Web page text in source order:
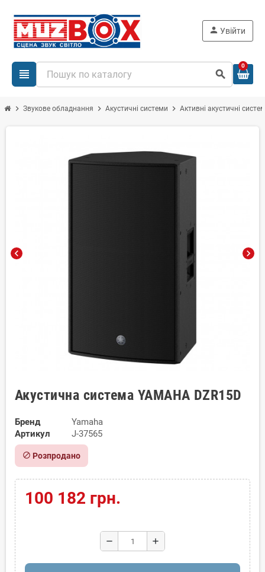
view_headline search
person Увійти
0
chevron_right Звукове обладнання chevron_right Акустичні системи chevron_right Активні акустичні
chevron_left chevron_right
Акустична система YAMAHA DZR15D
Бренд
Yamaha
Артикул
J-37565
block Розпродано
100 182 грн.
remove add